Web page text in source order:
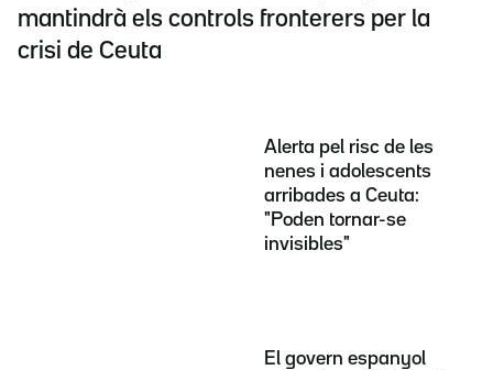
mantindrà els controls fronterers per la
crisi de Ceuta
Alerta pel risc de les
nenes i adolescents
arribades a Ceuta:
"Poden tornar-se
invisibles"
El govern espanyol